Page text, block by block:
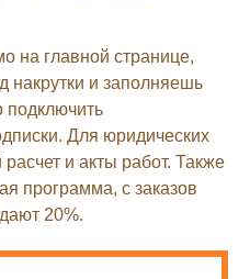
на главной странице,
и заполняешь
Для юридических
и акты работ. Также
программа, с заказов
20%.